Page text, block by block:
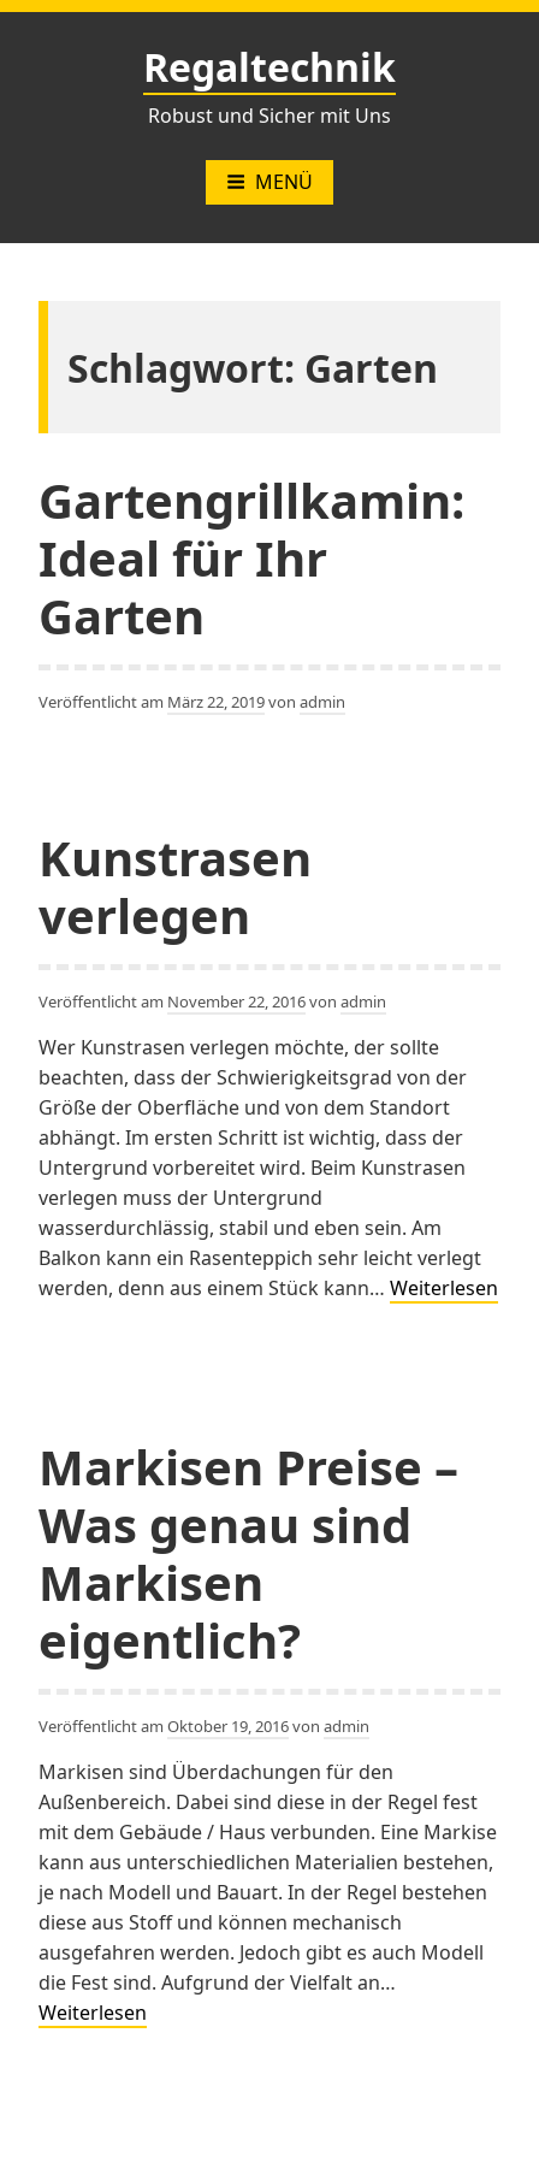
Zum
Regaltechnik
Robust und Sicher mit Uns
MENÜ
Schlagwort: Garten
Gartengrillkamin:
Ideal für Ihr
Garten
Veröffentlicht am März 22, 2019von admin
Kunstrasen
verlegen
Veröffentlicht am November 22, 2016von admin
Wer Kunstrasen verlegen möchte, der sollte
beachten, dass der Schwierigkeitsgrad von der
Größe der Oberfläche und von dem Standort
abhängt. Im ersten Schritt ist wichtig, dass der
Untergrund vorbereitet wird. Beim Kunstrasen
verlegen muss der Untergrund
wasserdurchlässig, stabil und eben sein. Am
Balkon kann ein Rasenteppich sehr leicht verlegt
werden, denn aus einem Stück kann… Weiterlesen
Markisen Preise –
Was genau sind
Markisen
eigentlich?
Veröffentlicht am Oktober 19, 2016von admin
Markisen sind Überdachungen für den
Außenbereich. Dabei sind diese in der Regel fest
mit dem Gebäude / Haus verbunden. Eine Markise
kann aus unterschiedlichen Materialien bestehen,
je nach Modell und Bauart. In der Regel bestehen
diese aus Stoff und können mechanisch
ausgefahren werden. Jedoch gibt es auch Modell
die Fest sind. Aufgrund der Vielfalt an…
Weiterlesen